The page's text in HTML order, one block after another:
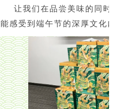
让我们在品尝美味的同时
能感受到端午节的深厚文化内